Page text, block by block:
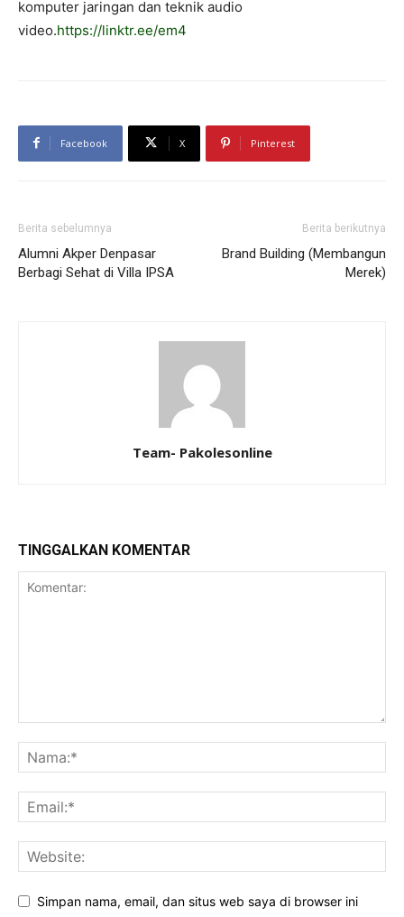
komputer jaringan dan teknik audio
video.https://linktr.ee/em4
Facebook X Pinterest
Berita sebelumnya
Alumni Akper Denpasar
Berbagi Sehat di Villa IPSA
Berita berikutnya
Brand Building (Membangun
Merek)
Team- Pakolesonline
TINGGALKAN KOMENTAR
Simpan nama, email, dan situs web saya di browser ini